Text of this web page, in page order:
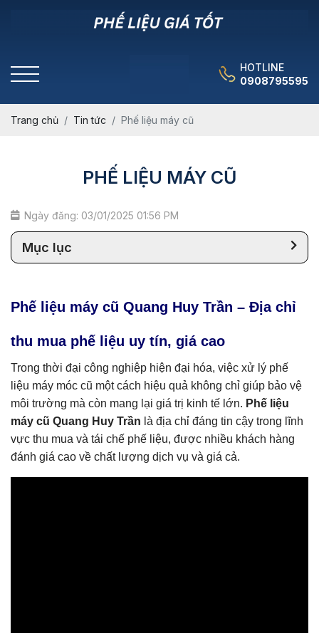
HOTLINE
0908795595
Trang chủ Tin tức Phế liệu máy cũ
PHẾ LIỆU MÁY CŨ
Ngày đăng: 03/01/2025 01:56 PM
Mục lục
Phế liệu máy cũ Quang Huy Trần – Địa chỉ
thu mua phế liệu uy tín, giá cao
Trong thời đại công nghiệp hiện đại hóa, việc xử lý phế
liệu máy móc cũ một cách hiệu quả không chỉ giúp bảo vệ
môi trường mà còn mang lại giá trị kinh tế lớn. Phế liệu
máy cũ Quang Huy Trần là địa chỉ đáng tin cậy trong lĩnh
vực thu mua và tái chế phế liệu, được nhiều khách hàng
đánh giá cao về chất lượng dịch vụ và giá cả.